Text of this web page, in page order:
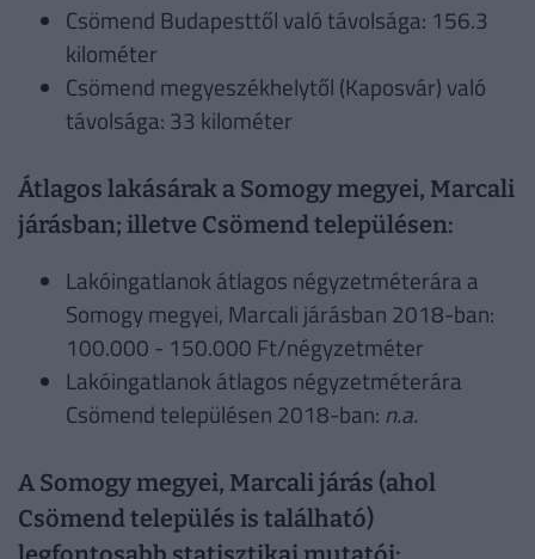
Csömend Budapesttől való távolsága: 156.3
kilométer
Csömend megyeszékhelytől (Kaposvár) való
távolsága: 33 kilométer
Átlagos lakásárak a Somogy megyei, Marcali
járásban; illetve Csömend településen:
Lakóingatlanok átlagos négyzetméterára a
Somogy megyei, Marcali járásban 2018-ban:
100.000 - 150.000 Ft/négyzetméter
Lakóingatlanok átlagos négyzetméterára
Csömend településen 2018-ban: n.a.
A Somogy megyei, Marcali járás (ahol
Csömend település is található)